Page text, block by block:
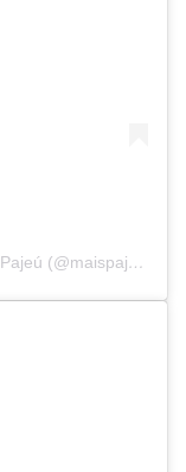
Uma publicação compartilhada por Mais Pajeú (@maispajeu)